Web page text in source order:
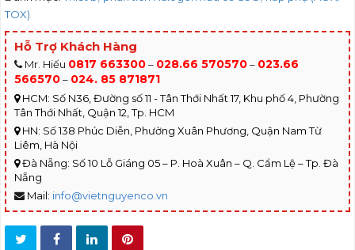
TOX)
Hỗ Trợ Khách Hàng
Mr. Hiếu 0817 663300– 028.66 570570– 023.66
566570– 024. 85 871871
HCM: Số N36, Đường số 11 - Tân Thới Nhất 17, Khu phố 4, Phường
Tân Thới Nhất, Quận 12, Tp. HCM
HN: Số 138 Phúc Diễn, Phường Xuân Phương, Quận Nam Từ
Liêm, Hà Nội
Đà Nẵng: Số 10 Lỗ Giáng 05 – P. Hoà Xuân – Q. Cẩm Lệ – Tp. Đà
Nẵng
Mail: info@vietnguyenco.vn